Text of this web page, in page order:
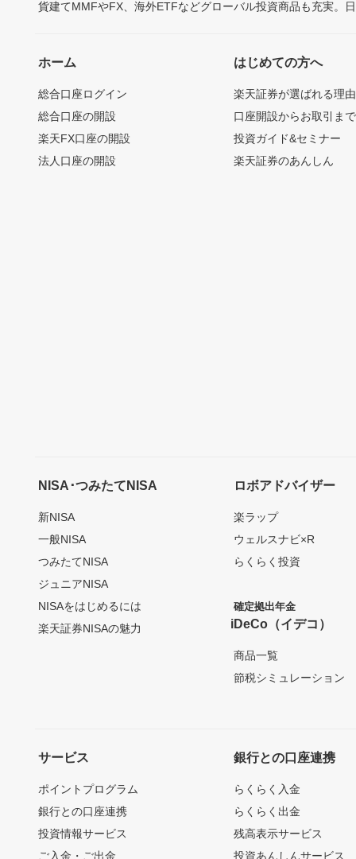
貨建てMMFやFX、海外ETFなどグローバル投資商品も充実。
ホーム
総合口座ログイン
総合口座の開設
楽天FX口座の開設
法人口座の開設
はじめての方へ
楽天証券が選ばれる理由
口座開設からお取引ま
投資ガイド&セミナー
楽天証券のあんしん
NISA･つみたてNISA
新NISA
一般NISA
つみたてNISA
ジュニアNISA
NISAをはじめるには
楽天証券NISAの魅力
ロボアドバイザー
楽ラップ
ウェルスナビ×R
らくらく投資
確定拠出年金
iDeCo（イデコ）
商品一覧
節税シミュレーション
サービス
ポイントプログラム
銀行との口座連携
投資情報サービス
ご入金・ご出金
銀行との口座連携
らくらく入金
らくらく出金
残高表示サービス
投資あんしんサービス